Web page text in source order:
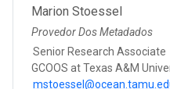
Marion Stoessel
Provedor Dos Metadados
Senior Research Associate
GCOOS at Texas A&M